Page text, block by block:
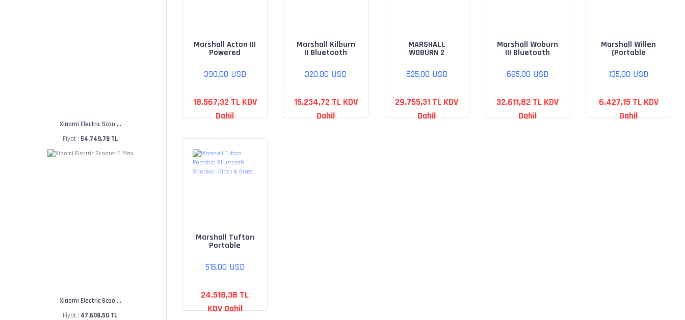
Xiaomi Electric Scoo ...
Fiyat : 54.749,78 TL
Xiaomi Electric Scoo ...
Fiyat : 47.608,50 TL
Marshall Acton III
Powered
speaker (Brown)
390,00 USD
18.567,32 TL KDV
Dahil
Marshall Kilburn
II Bluetooth
320,00 USD
15.234,72 TL KDV
Dahil
MARSHALL
WOBURN 2
625,00 USD
29.755,31 TL KDV
Dahil
Marshall Woburn
III Bluetooth
685,00 USD
32.611,82 TL KDV
Dahil
Marshall Willen
(Portable
Speaker)
135,00 USD
6.427,15 TL KDV
Dahil
Marshall Tufton
Portable
Speaker, Black &
Brass
515,00 USD
24.518,38 TL
KDV Dahil